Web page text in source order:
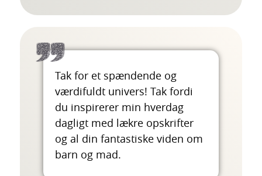
Tak for et spændende og
værdifuldt univers! Tak fordi
du inspirerer min hverdag
dagligt med lækre opskrifter
og al din fantastiske viden om
barn og mad.